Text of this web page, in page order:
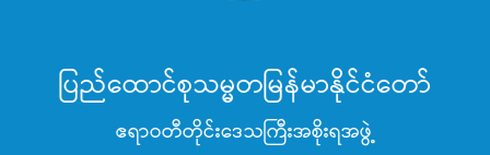
ပြည်ထောင်စုသမ္မတမြန်မာနိုင်ငံတော်
ဧရာဝတီတိုင်းဒေသကြီးအစိုးရအဖွဲ့